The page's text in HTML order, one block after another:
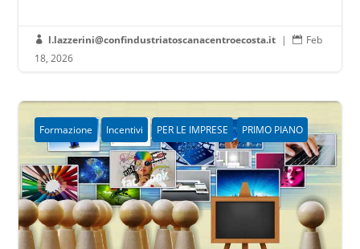
 l.lazzerini@confindustriatoscanacentroecosta.it |  Feb
18, 2026
Formazione Incentivi PER LE IMPRESE PRIMO PIANO